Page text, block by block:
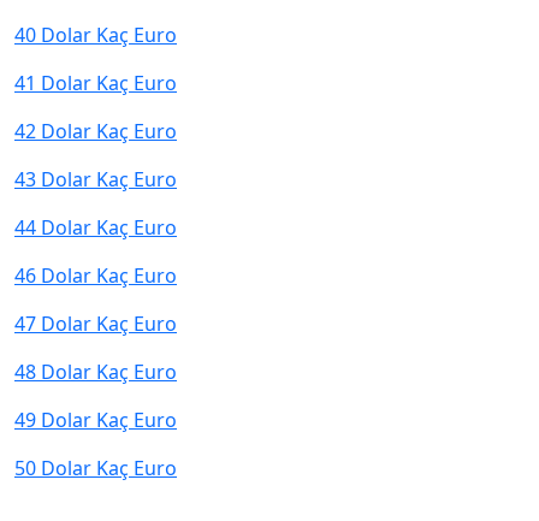
40 Dolar Kaç Euro
41 Dolar Kaç Euro
42 Dolar Kaç Euro
43 Dolar Kaç Euro
44 Dolar Kaç Euro
46 Dolar Kaç Euro
47 Dolar Kaç Euro
48 Dolar Kaç Euro
49 Dolar Kaç Euro
50 Dolar Kaç Euro